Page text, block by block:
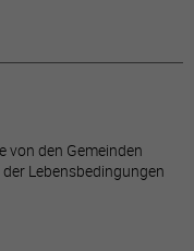
von den Gemeinden
Lebensbedingungen